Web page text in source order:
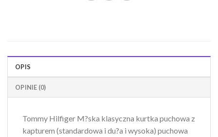
OPIS
OPINIE (0)
Tommy Hilfiger M?ska klasyczna kurtka puchowa z
kapturem (standardowa i du?a i wysoka) puchowa